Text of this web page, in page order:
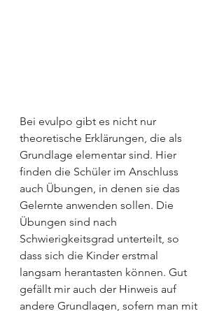
Bei evulpo gibt es nicht nur
theoretische Erklärungen, die als
Grundlage elementar sind. Hier
finden die Schüler im Anschluss
auch Übungen, in denen sie das
Gelernte anwenden sollen. Die
Übungen sind nach
Schwierigkeitsgrad unterteilt, so
dass sich die Kinder erstmal
langsam herantasten können. Gut
gefällt mir auch der Hinweis auf
andere Grundlagen, sofern man mit